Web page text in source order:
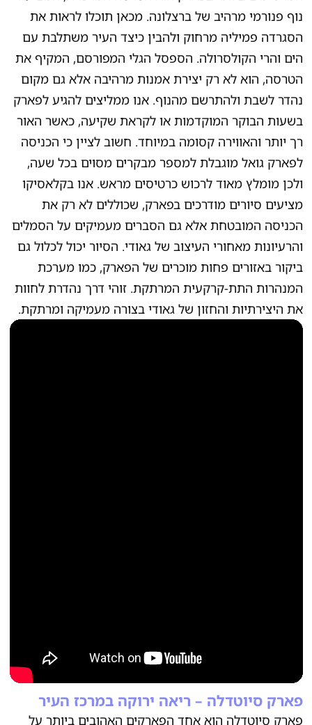
נוף פנורמי מרהיב של ברצלונה. מכאן תוכלו לראות את
הסגרדה פמיליה מרחוק ולהבין כיצד העיר משתלבת עם
הים והרי הקולסרולה. הספסל הגלי המפורסם, המקיף את
הטרסה, הוא לא רק יצירת אמנות מרהיבה אלא גם מקום
נהדר לשבת ולהתרשם מהנוף. אנו ממליצים להגיע לפארק
בשעות הבוקר המוקדמות או לקראת שקיעה, כאשר האור
רך יותר והאווירה קסומה במיוחד. חשוב לציין כי הכניסה
לפארק גואל מוגבלת למספר מבקרים מסוים בכל שעה,
ולכן מומלץ מאוד לרכוש כרטיסים מראש. אנו בקלאסיקו
מציעים סיורים מודרכים בפארק, שכוללים לא רק את
הכניסה המובטחת אלא גם הסברים מעמיקים על הסמלים
והרעיונות מאחורי העיצוב של גאודי. הסיור יכול לכלול גם
ביקור באזורים פחות מוכרים של הפארק, כמו מערכת
המנהרות התת-קרקעית המרתקת. זוהי דרך נהדרת לחוות
את היצירתיות והחזון של גאודי בצורה מעמיקה ומרתקת.
פארק סיוטדלה – ריאה ירוקה במרכז העיר
פארק סיוטדלה הוא אחד הפארקים האהובים ביותר על